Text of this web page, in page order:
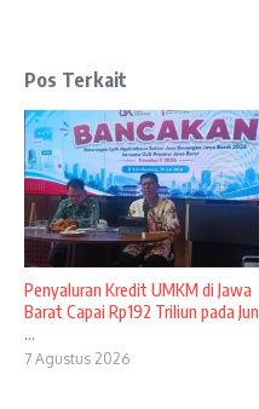
Pos Terkait
Penyaluran Kredit UMKM di Jawa
Barat Capai Rp192 Triliun pada Jun
...
7 Agustus 2026